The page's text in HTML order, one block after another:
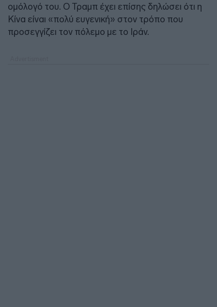
ομόλογό του. Ο Τραμπ έχει επίσης δηλώσει ότι η
Κίνα είναι «πολύ ευγενική» στον τρόπο που
προσεγγίζει τον πόλεμο με το Ιράν.